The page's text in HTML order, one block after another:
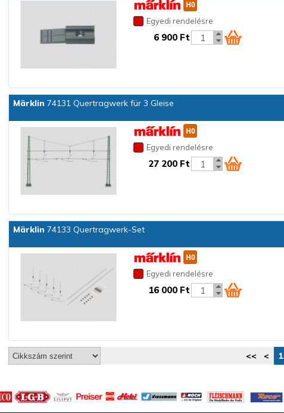
Egyedi rendelésre
6 900 Ft
Märklin 74131 Quertragwerk für 3 Gleise
Egyedi rendelésre
27 200 Ft
Märklin 74133 Quertragwerk-Set
Egyedi rendelésre
16 000 Ft
<< < 1